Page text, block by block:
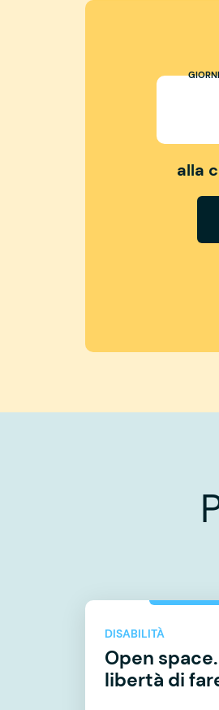
GIORNI
alla
DISABILITÀ
Open
libertà di